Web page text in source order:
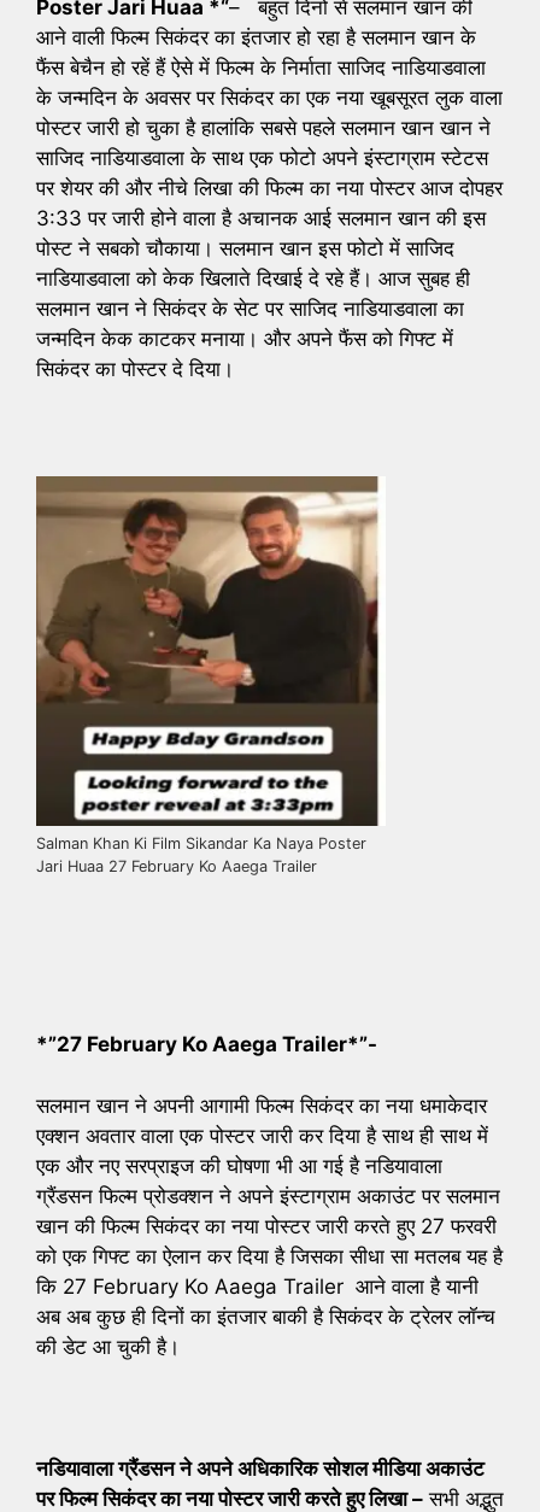
Poster Jari Huaa *“– बहुत दिनों से सलमान खान की
आने वाली फिल्म सिकंदर का इंतजार हो रहा है सलमान खान के
फैंस बेचैन हो रहें हैं ऐसे में फिल्म के निर्माता साजिद नाडियाडवाला
के जन्मदिन के अवसर पर सिकंदर का एक नया खूबसूरत लुक वाला
पोस्टर जारी हो चुका है हालांकि सबसे पहले सलमान खान खान ने
साजिद नाडियाडवाला के साथ एक फोटो अपने इंस्टाग्राम स्टेटस
पर शेयर की और नीचे लिखा की फिल्म का नया पोस्टर आज दोपहर
3:33 पर जारी होने वाला है अचानक आई सलमान खान की इस
पोस्ट ने सबको चौकाया। सलमान खान इस फोटो में साजिद
नाडियाडवाला को केक खिलाते दिखाई दे रहे हैं। आज सुबह ही
सलमान खान ने सिकंदर के सेट पर साजिद नाडियाडवाला का
जन्मदिन केक काटकर मनाया। और अपने फैंस को गिफ्ट में
सिकंदर का पोस्टर दे दिया।
Salman Khan Ki Film Sikandar Ka Naya Poster
Jari Huaa 27 February Ko Aaega Trailer
*”27 February Ko Aaega Trailer*”-
सलमान खान ने अपनी आगामी फिल्म सिकंदर का नया धमाकेदार
एक्शन अवतार वाला एक पोस्टर जारी कर दिया है साथ ही साथ में
एक और नए सरप्राइज की घोषणा भी आ गई है नडियावाला
ग्रैंडसन फिल्म प्रोडक्शन ने अपने इंस्टाग्राम अकाउंट पर सलमान
खान की फिल्म सिकंदर का नया पोस्टर जारी करते हुए 27 फरवरी
को एक गिफ्ट का ऐलान कर दिया है जिसका सीधा सा मतलब यह है
कि 27 February Ko Aaega Trailer आनेवाला है यानी
अब अब कुछ ही दिनों का इंतजार बाकी है सिकंदर के ट्रेलर लॉन्च
की डेट आ चुकी है।
नडियावाला ग्रैंडसन ने अपने अधिकारिक सोशल मीडिया अकाउंट
पर फिल्म सिकंदर का नया पोस्टर जारी करते हुए लिखा – सभी अद्भुत